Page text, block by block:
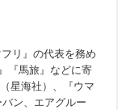
リ』の代表を務め
『馬旅』などに寄
星海社）、『ウマ
ン、エアグルー